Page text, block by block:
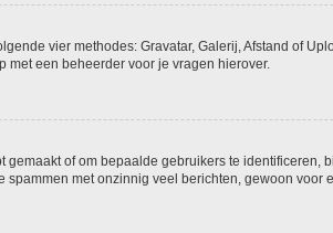
vier methodes: Gravatar, Galerij, Afstand of
met een beheerder voor je vragen hierover.
of om bepaalde gebruikers te identificeren,
met onzinnig veel berichten, gewoon